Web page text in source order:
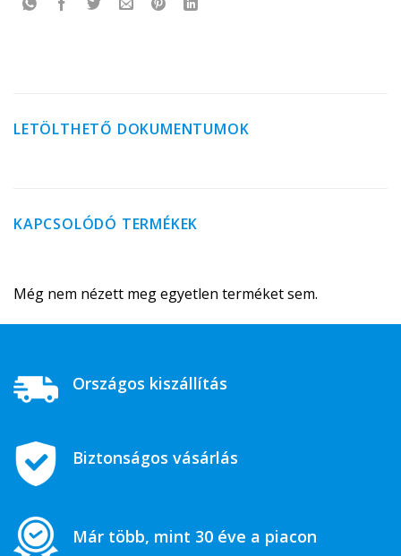
LETÖLTHETŐ DOKUMENTUMOK
KAPCSOLÓDÓ TERMÉKEK
Még nem nézett meg egyetlen terméket sem.
Országos kiszállítás
Biztonságos vásárlás
Már több, mint 30 éve a piacon